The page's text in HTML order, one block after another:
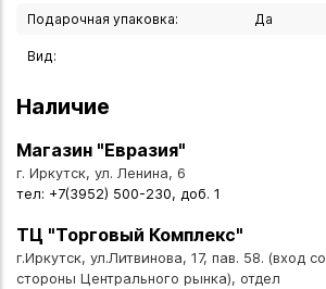
Подарочная упаковка: Да
Вид:
Наличие
Магазин "Евразия"
г. Иркутск, ул. Ленина, 6
тел: +7(3952) 500-230, доб. 1
ТЦ "Торговый Комплекс"
г.Иркутск, ул.Литвинова, 17, пав. 58. (вход со
стороны Центрального рынка), отдел